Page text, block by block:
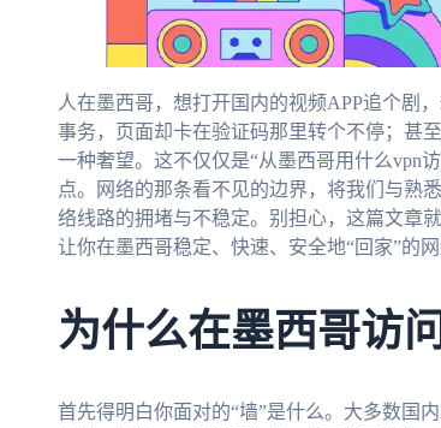
人在墨西哥，想打开国内的视频APP追个剧
事务，页面却卡在验证码那里转个不停；甚
一种奢望。这不仅仅是“从墨西哥用什么vpn
点。网络的那条看不见的边界，将我们与熟
络线路的拥堵与不稳定。别担心，这篇文章
让你在墨西哥稳定、快速、安全地“回家”的网
为什么在墨西哥访
首先得明白你面对的“墙”是什么。大多数国